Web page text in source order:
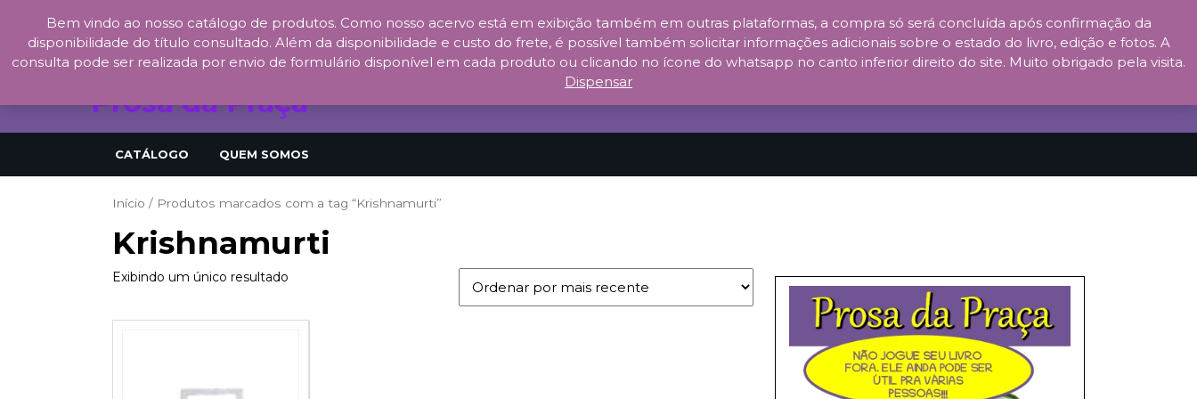
to
Prosa da Praça
CATÁLOGO QUEM SOMOS
Início / Produtos marcados com a tag “Krishnamurti”
Krishnamurti
Exibindo um único resultado
Bem vindo ao nosso catálogo de produtos. Como nosso acervo está em exibição também em outras plataformas, a compra só será concluída após confirmação da
disponibilidade do título consultado. Além da disponibilidade e custo do frete, é possível também solicitar informações adicionais sobre o estado do livro, edição e fotos. A
consulta pode ser realizada por envio de formulário disponível em cada produto ou clicando no ícone do whatsapp no canto inferior direito do site. Muito obrigado pela visita.
Dispensar